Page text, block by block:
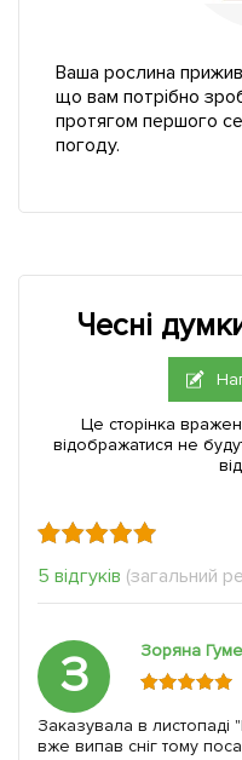
Ваша рослина
що вам потрібно
протягом першого
погоду.
Чесні
Це сторінка
відображатися не
5 відгуків (загальний
З Зоряна
Заказувала в
вже випав сніг тому